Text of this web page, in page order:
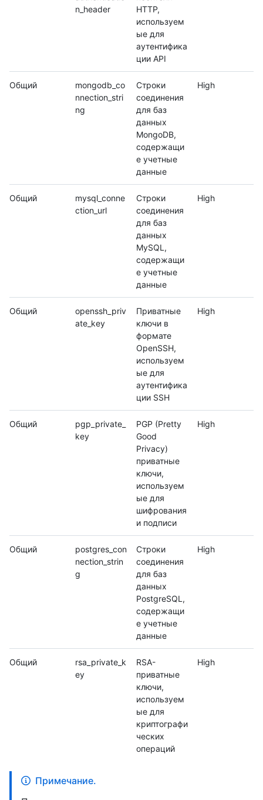
n_header
HTTP,
используем
ые для
аутентифика
ции API
Общий
mongodb_co
nnection_stri
ng
Строки
соединения
для баз
данных
MongoDB,
содержащи
е учетные
данные
High
Общий
mysql_conne
ction_url
Строки
соединения
для баз
данных
MySQL,
содержащи
е учетные
данные
High
Общий
openssh_priv
ate_key
Приватные
ключи в
формате
OpenSSH,
используем
ые для
аутентифика
ции SSH
High
Общий
pgp_private_
key
PGP (Pretty
Good
Privacy)
приватные
ключи,
используем
ые для
шифрования
и подписи
High
Общий
postgres_con
nection_strin
g
Строки
соединения
для баз
данных
PostgreSQL,
содержащи
е учетные
данные
High
Общий
rsa_private_k
ey
RSA-
приватные
ключи,
используем
ые для
криптографи
ческих
операций
High
Примечание.